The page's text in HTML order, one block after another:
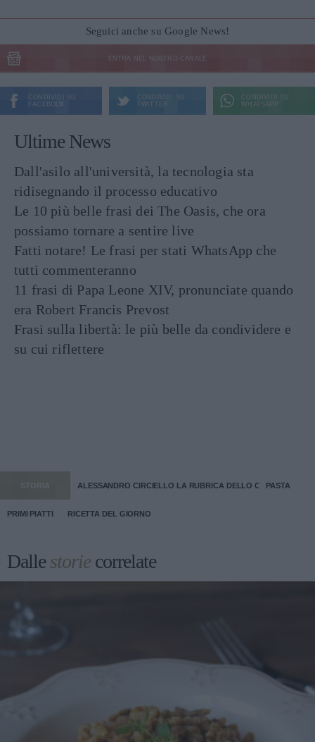
Seguici anche su Google News!
ENTRA NEL NOSTRO CANALE
CONDIVIDI SU
FACEBOOK
CONDIVIDI SU
TWITTER
CONDIVIDI SU
WHATSAPP
Ultime News
Dall'asilo all'università, la tecnologia sta
ridisegnando il processo educativo
Le 10 più belle frasi dei The Oasis, che ora
possiamo tornare a sentire live
Fatti notare! Le frasi per stati WhatsApp che
tutti commenteranno
11 frasi di Papa Leone XIV, pronunciate quando
era Robert Francis Prevost
Frasi sulla libertà: le più belle da condividere e
su cui riflettere
STORIA ALESSANDRO CIRCIELLO LA RUBRICA DELLO CHEFPASTA
PRIMI PIATTI RICETTA DEL GIORNO
Dallestoriecorrelate